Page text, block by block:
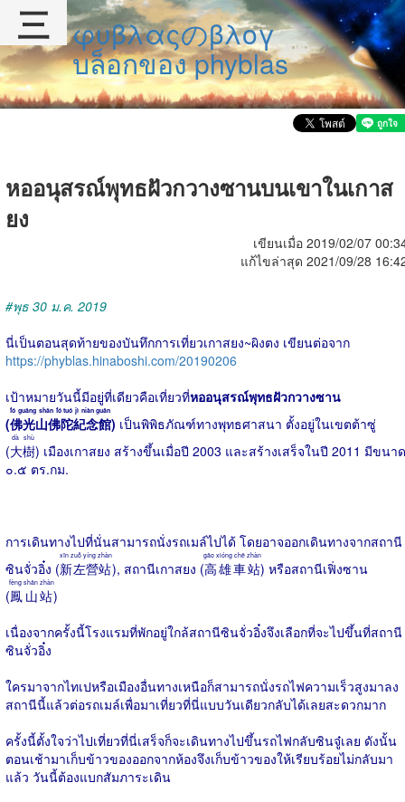
φυβλαςのβλογ
บล็อกของ phyblas
หออนุสรณ์พุทธฝัวกวางซานบนเขาในเกาส
ยง
เขียนเมื่อ 2019/02/07
แก้ไขล่าสุด 2021/09/28
#พุธ 30 ม.ค. 2019
นี่เป็นตอนสุดท้ายของบันทึกการเที่ยวเกาสยง~ผิงตง เขียนต่อจาก
https://phyblas.hinaboshi.com/20190206
เป้าหมายวันนี้มีอยู่ที่เดียวคือเที่ยวที่หออนุสรณ์พุทธฝัวกวางซาน
(佛光山佛陀紀念館
fó guāng shān fó tuó jì niàn guǎn
) เป็นพิพิธภัณฑ์ทางพุทธศาสนา ตั้งอยู่ในเขตต้าซู่
(大樹
dà shù
) เมืองเกาสยง สร้างขึ้นเมื่อปี 2003 และสร้างเสร็จในปี 2011 มีขนาด
๐.๕ ตร.กม.
การเดินทางไปที่นั่นสามารถนั่งรถเมล์ไปได้ โดยอาจออกเดินทางจากสถานี
ซินจั่วอิ๋ง (新左營站
xīn zuǒ yíng zhàn
), สถานีเกาสยง (高雄車站
gāo xióng chē zhàn
) หรือสถานีเฟิ่งซาน
(鳳山站
fèng shān zhàn
)
เนื่องจากครั้งนี้โรงแรมที่พักอยู่ใกล้สถานีซินจั่วอิ๋งจึงเลือกที่จะไปขึ้นที่สถานี
ซินจั่วอิ๋ง
ใครมาจากไทเปหรือเมืองอื่นทางเหนือก็สามารถนั่งรถไฟความเร็วสูงมาลง
สถานีนี้แล้วต่อรถเมล์เพื่อมาเที่ยวที่นี่แบบวันเดียวกลับได้เลยสะดวกมาก
ครั้งนี้ตั้งใจว่าไปเที่ยวที่นี่เสร็จก็จะเดินทางไปขึ้นรถไฟกลับซินจู๋เลย ดังนั้น
ตอนเช้ามาเก็บข้าวของออกจากห้องจึงเก็บข้าวของให้เรียบร้อยไม่กลับมา
แล้ว วันนี้ต้องแบกสัมภาระเดิน
三